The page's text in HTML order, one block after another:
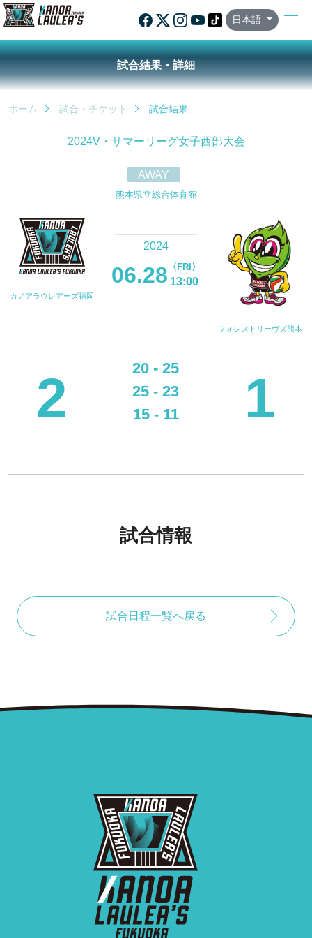
日本語
試合結果・詳細
ホーム 試合・チケット 試合結果
2024V・サマーリーグ女子西部大会
AWAY
熊本県立総合体育館
カノアラウレアーズ福岡
2024
06.28 〈FRI〉
13:00
フォレストリーヴズ熊本
2
20 - 25
25 - 23
15 - 11
1
試合情報
試合日程一覧へ戻る